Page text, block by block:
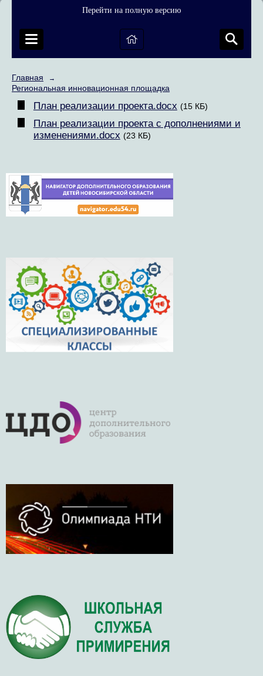
Перейти на полную версию
Главная →
Региональная инновационная площадка
План реализации проекта.docx (15 КБ)
План реализации проекта с дополнениями и
изменениями.docx (23 КБ)